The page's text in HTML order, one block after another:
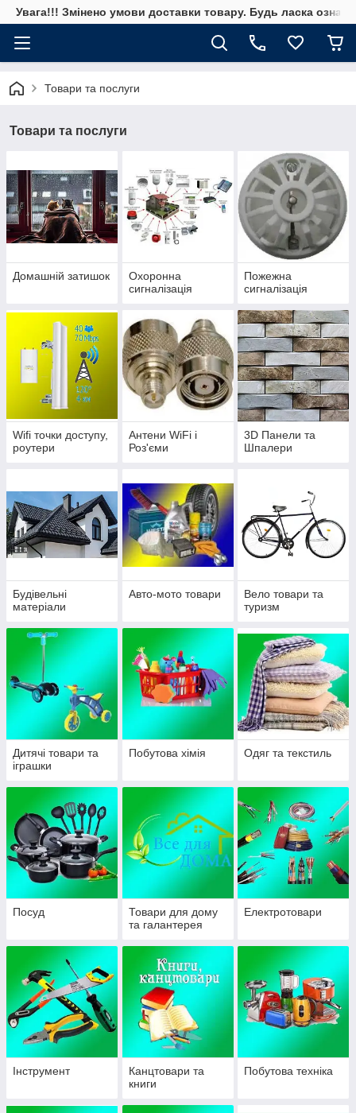
Увага!!! Змінено умови доставки товару. Будь ласка
Товари та послуги
Товари та послуги
Домашній затишок
Охоронна
сигналізація
Пожежна
сигналізація
Wifi точки доступу,
роутери
Антени WiFi і
Роз'єми
3D Панели та
Шпалери
Будівельні
матеріали
Авто-мото товари
Вело товари та
туризм
Дитячі товари та
іграшки
Побутова хімія Одяг та текстиль
Посуд
Товари для дому
та галантерея
Електротовари
Інструмент
Канцтовари та
книги
Побутова техніка